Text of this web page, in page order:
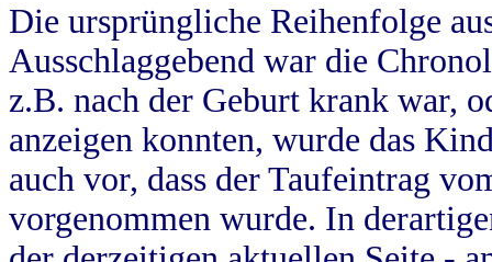
Die ursprüngliche Reihenfolge
Ausschlaggebend war die
z.B. nach der Geburt krank war,
anzeigen konnten, wurde das
auch vor, dass der Taufeintrag
vorgenommen wurde. In